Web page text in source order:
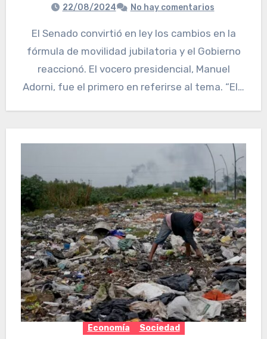
22/08/2024 No hay comentarios
El Senado convirtió en ley los cambios en la
fórmula de movilidad jubilatoria y el Gobierno
reaccionó. El vocero presidencial, Manuel
Adorni, fue el primero en referirse al tema. “El…
Economía Sociedad